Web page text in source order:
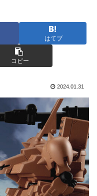
はてブ
コピー
2024.01.31